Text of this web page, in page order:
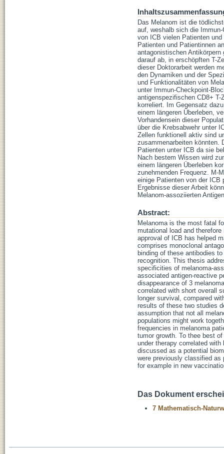
Das Melanom ist die
auf, weshalb sich die
von ICB vielen Patienten
Patienten und Patientinnen
antagonistischen
darauf ab, in erschöpften T-
dieser Doktorarbeit werden
den Dynamiken und der
und Funktionalitäten von
unter Immun-Checkpoint-
antigenspezifischen CD8+
korreliert. Im Gegensatz
einem längeren Überleben,
Vorhandensein dieser
über die Krebsabwehr unter
Zellen funktionell aktiv sind
zusammenarbeiten könnten.
Patienten unter ICB da sie
Nach bestem Wissen wird
einem längeren Überleben
zunehmenden Frequenz. M-
einige Patienten von der ICB
Ergebnisse dieser Arbeit
Melanom-assoziierten
Abstract:
Melanoma is the most fatal
mutational load and
approval of ICB has helped
comprises monoclonal
binding of these antibodies
recognition. This thesis
specificities of melanoma-
associated antigen-reactive
disappearance of 3
correlated with short overall
longer survival, compared
results of these two studies
assumption that not all
populations might work
frequencies in melanoma
tumor growth. To thee best
under therapy correlated
discussed as a potential
were previously classified
for example in new
Das Dokument
7 Mathematisch-